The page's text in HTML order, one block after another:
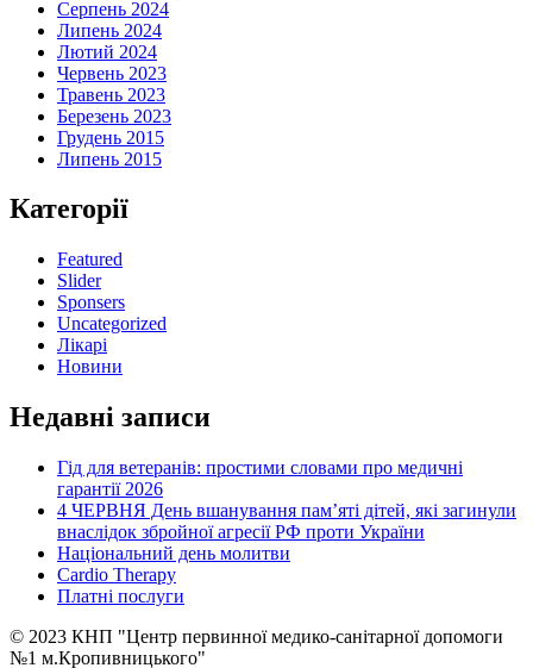
Серпень 2024
Липень 2024
Лютий 2024
Червень 2023
Травень 2023
Березень 2023
Грудень 2015
Липень 2015
Категорії
Featured
Slider
Sponsers
Uncategorized
Лікарі
Новини
Недавні записи
Гід для ветеранів: простими словами про медичні
гарантії 2026
4 ЧЕРВНЯ День вшанування пам’яті дітей, які загинули
внаслідок збройної агресії РФ проти України
Національний день молитви
Cardio Therapy
Платні послуги
© 2023 КНП "Центр первинної медико-санітарної допомоги
№1 м.Кропивницького"